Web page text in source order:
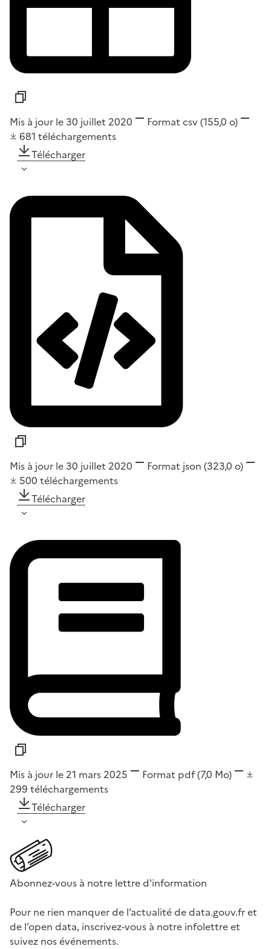
Mis à jour le 30 juillet 2020 Format csv(155,0 o)
681 téléchargements
Télécharger
Mis à jour le 30 juillet 2020 Format json (323,0 o)
500 téléchargements
Télécharger
Mis à jour le 21 mars 2025 Format pdf(7,0 Mo)
299 téléchargements
Télécharger
Abonnez-vous à notre lettre d'information
Pour ne rien manquer de l’actualité de data.gouv.fr et
de l’open data, inscrivez-vous à notre infolettre et
suivez nos événements.